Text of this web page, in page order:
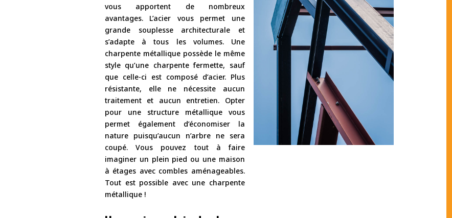
vous apportent de nombreux
avantages. L’acier vous permet une
grande souplesse architecturale et
s’adapte à tous les volumes. Une
charpente métallique possède le même
style qu’une charpente fermette, sauf
que celle-ci est composé d’acier. Plus
résistante, elle ne nécessite aucun
traitement et aucun entretien. Opter
pour une structure métallique vous
permet également d’économiser la
nature puisqu’aucun n’arbre ne sera
coupé. Vous pouvez tout à faire
imaginer un plein pied ou une maison
à étages avec combles aménageables.
Tout est possible avec une charpente
métallique !